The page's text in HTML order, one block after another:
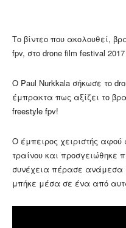
Τo βίντεο που ακολουθεί,
fpv, στο drone film festival
Ο Paul Nurkkala σήκωσε το
έμπρακτα πως αξίζει το
freestyle fpv!
O έμπειρος χειριστής αφού
τραίνου και προσγειώθηκε
συνέχεια πέρασε ανάμεσα
μπήκε μέσα σε ένα από